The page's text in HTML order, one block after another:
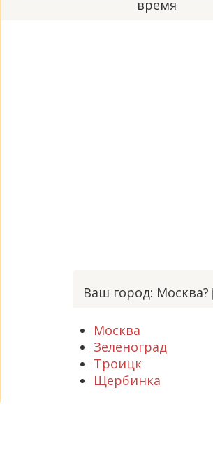
время
Ваш город: Москва?
Москва
Зеленоград
Троицк
Щербинка